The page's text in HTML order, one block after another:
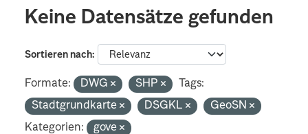
Keine Datensätze gefunden
Sortieren nach
Formate: DWG SHP
Tags:
Stadtgrundkarte
DSGKL
GeoSN
Kategorien:
gove